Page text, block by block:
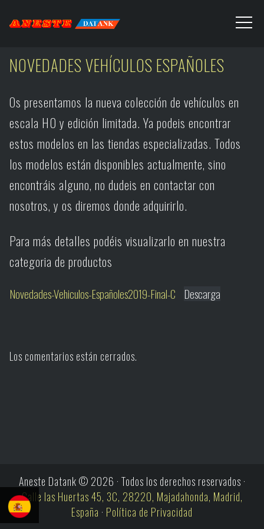
NOVEDADES VEHÍCULOS ESPAÑOLES
Os presentamos la nueva colección de vehículos en
escala H0 y edición limitada. Ya podeis encontrar
estos modelos en las tiendas especializadas. Todos
los modelos están disponibles actualmente, sino
encontráis alguno, no dudeis en contactar con
nosotros, y os diremos donde adquirirlo.
Para más detalles podéis visualizarlo en nuestra
categoria de productos
Novedades-Vehiculos-Españoles2019-Final-C Descarga
Los comentarios están cerrados.
Aneste Datank © 2026 · Todos los derechos reservados ·
Calle las Huertas 45, 3C, 28220, Majadahonda, Madrid,
España · Política de Privacidad